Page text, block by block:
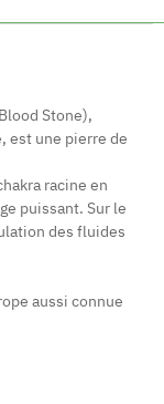
Stone),
est une pierre de
racine en
puissant. Sur le
des fluides
aussi connue